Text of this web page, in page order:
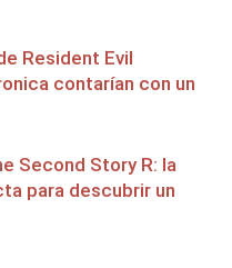
Resident Evil
contarían con un
Second Story R: la
para descubrir un